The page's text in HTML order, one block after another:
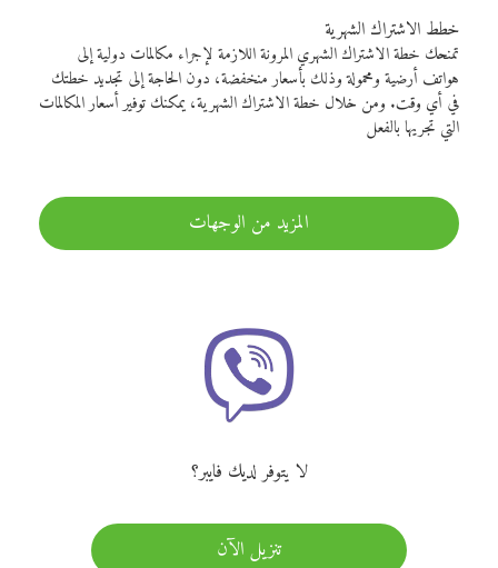
خطط الاشتراك الشهرية
تمنحك خطة الاشتراك الشهري المرونة اللازمة لإجراء مكالمات دولية إلى
هواتف أرضية ومحمولة وذلك بأسعار منخفضة، دون الحاجة إلى تجديد خطتك
في أي وقت. ومن خلال خطة الاشتراك الشهرية، يمكنك توفير أسعار المكالمات
التي تجريها بالفعل
المزيد من الوجهات
لا يتوفر لديك فايبر؟
تنزيل الآن